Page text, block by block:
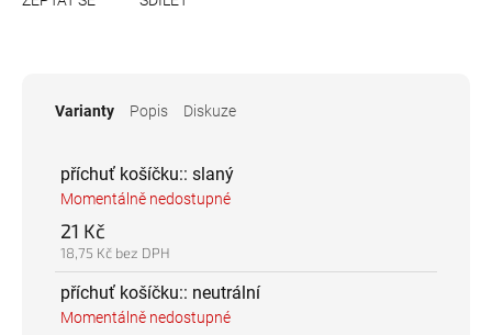
Varianty Popis Diskuze
příchuť košíčku:: slaný
Momentálně nedostupné
21 Kč
18,75 Kč bez DPH
příchuť košíčku:: neutrální
Momentálně nedostupné